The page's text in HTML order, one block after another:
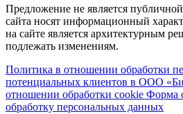
Предложение не является
сайта носят информационный
на сайте является архитектурным
подлежать изменениям.
Политика в отношении обработки
потенциальных клиентов в ООО
отношении обработки cookie Форма
обработку персональных данных